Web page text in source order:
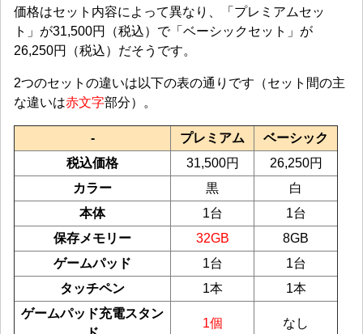
価格はセット内容によって異なり、「プレミアムセッ
ト」が31,500円（税込）で「ベーシックセット」が
26,250円（税込）だそうです。
2つのセットの違いは以下の表の通りです（セット間の主
な違いは赤文字部分）。
- プレミアム
ベーシック
税込価格
31,500円
26,250円
カラー
黒
白
本体
1台
1台
保存メモリー
32GB
8GB
ゲームパッド
1台
1台
タッチペン
1本
1本
ゲームパッド充電スタン
1個 なし